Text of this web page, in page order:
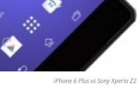
iPhone 6 Plus vs Sony Xperia Z2